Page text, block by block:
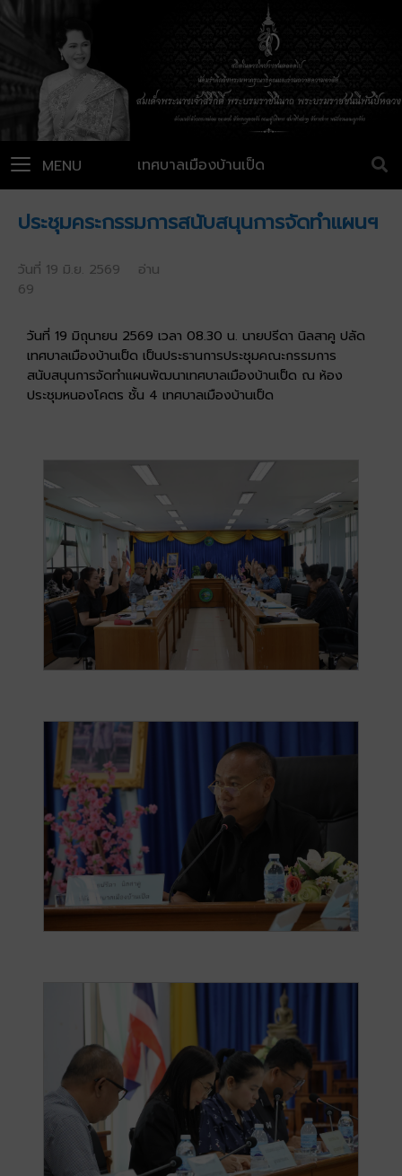
เทศบาลเมืองบ้านเป็ด
MENU
ประชุมคระกรรมการสนับสนุนการจัดทำแผนฯ
วันที่ 19 มิ.ย. 2569 อ่าน
69
วันที่ 19 มิถุนายน 2569 เวลา 08.30 น. นายปรีดา นิลสาคู ปลัด
เทศบาลเมืองบ้านเป็ด เป็นประธานการประชุมคณะกรรมการ
สนับสนุนการจัดทำแผนพัฒนาเทศบาลเมืองบ้านเป็ด ณ ห้อง
ประชุมหนองโคตร ชั้น 4 เทศบาลเมืองบ้านเป็ด